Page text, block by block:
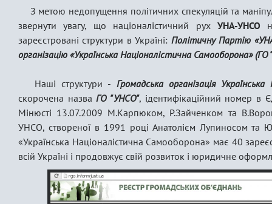
З метою недопущення політичних спекуляцій та
звернути увагу, що націоналістичний рух УНА-УНСО
зареєстровані структури в Україні: Політичну Партію
організацію «Українська Націоналістична Самооборона»
Наші структури - Громадська організація
скорочена назваГО "УНСО", ідентифікаційний номер
Мінюсті 13.07.2009 М.Карпюком, Р.Зайченком та
УНСО, створеної в 1991 році Анатолієм Лупиносом та
«Українська Націоналістична Самооборона» має 40
всій Україні і продовжує свій розвиток і юридичне